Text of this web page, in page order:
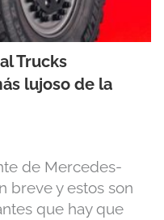
Trucks
lujoso de la
de Mercedes-
breve y estos son
que hay que